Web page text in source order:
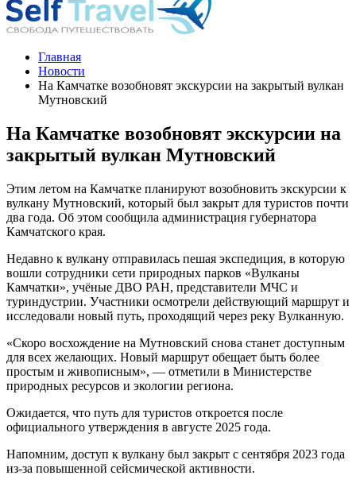
Главная
Новости
На Камчатке возобновят экскурсии на закрытый вулкан
Мутновский
На Камчатке возобновят экскурсии на
закрытый вулкан Мутновский
Этим летом на Камчатке планируют возобновить экскурсии к
вулкану Мутновский, который был закрыт для туристов почти
два года. Об этом сообщила администрация губернатора
Камчатского края.
Недавно к вулкану отправилась пешая экспедиция, в которую
вошли сотрудники сети природных парков «Вулканы
Камчатки», учёные ДВО РАН, представители МЧС и
туриндустрии. Участники осмотрели действующий маршрут и
исследовали новый путь, проходящий через реку Вулканную.
«Скоро восхождение на Мутновский снова станет доступным
для всех желающих. Новый маршрут обещает быть более
простым и живописным», — отметили в Министерстве
природных ресурсов и экологии региона.
Ожидается, что путь для туристов откроется после
официального утверждения в августе 2025 года.
Напомним, доступ к вулкану был закрыт с сентября 2023 года
из-за повышенной сейсмической активности.